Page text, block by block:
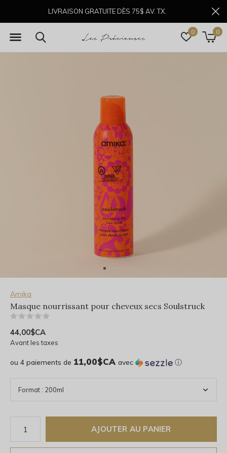
0 0
LIVRAISON GRATUITE DÈS 75$ AV. TX.
Amika
Masque nourrissant pour cheveux secs Soulstruck
44,00$CA
Avant les taxes
ou 4 paiements de 11,00$CA avec ⓘ
AJOUTER AU PANIER